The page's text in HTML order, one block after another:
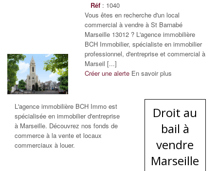
Réf : 1040
Vous êtes en recherche d'un local
commercial à vendre à St Barnabé
Marseille 13012 ? L'agence immobilière
BCH Immobilier, spécialiste en immobilier
professionnel, d'entreprise et commercial à
Marseil [...]
Créer une alerte En savoir plus
L'agence immobilière BCH Immo est
spécialisée en immobilier d'entreprise
à Marseille. Découvrez nos fonds de
commerce à la vente et locaux
commerciaux à louer.
Droit au
bail à
vendre
Marseille